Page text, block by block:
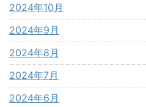
2024年10月
2024年9月
2024年8月
2024年7月
2024年6月